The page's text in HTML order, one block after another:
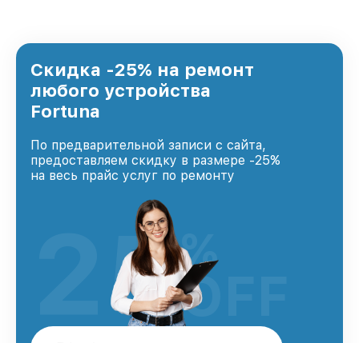
Скидка -25% на ремонт
любого устройства
Fortuna
По предварительной записи с сайта,
предоставляем скидку в размере -25%
на весь прайс услуг по ремонту
25%
OFF